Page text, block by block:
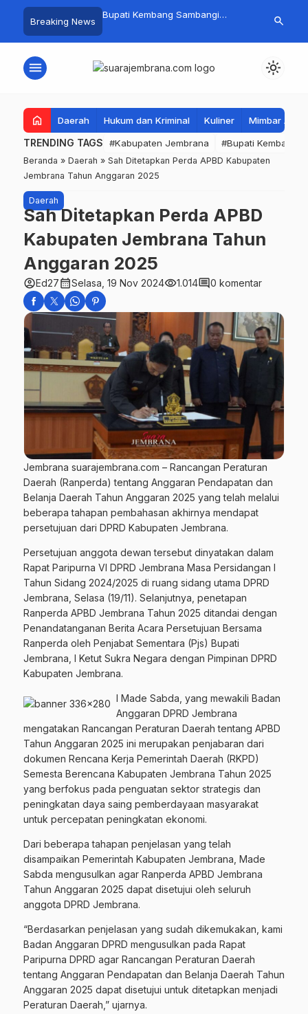
Breaking News
PKK Provinsi Bali di
Omzet Ratusan
Bupati Kembang Sambangi
Bantuan Disalurkan untuk
Tim
Perairan
search
menu light_mode
home Daerah Hukum dan Kriminal Kuliner Mimbar
TRENDING TAGS #Kabupaten Jembrana #Bupati Kembang
Beranda » Daerah » Sah Ditetapkan Perda APBD Kabupaten
Jembrana Tahun Anggaran 2025
Daerah
Sah Ditetapkan Perda APBD
Kabupaten Jembrana Tahun
Anggaran 2025
account_circleEd27calendar_monthSelasa, 19 Nov 2024visibility1.014comment0 komentar
Jembrana suarajembrana.com – Rancangan Peraturan
Daerah (Ranperda) tentang Anggaran Pendapatan dan
Belanja Daerah Tahun Anggaran 2025 yang telah melalui
beberapa tahapan pembahasan akhirnya mendapat
persetujuan dari DPRD Kabupaten Jembrana.
Persetujuan anggota dewan tersebut dinyatakan dalam
Rapat Paripurna VI DPRD Jembrana Masa Persidangan I
Tahun Sidang 2024/2025 di ruang sidang utama DPRD
Jembrana, Selasa (19/11). Selanjutnya, penetapan
Ranperda APBD Jembrana Tahun 2025 ditandai dengan
Penandatanganan Berita Acara Persetujuan Bersama
Ranperda oleh Penjabat Sementara (Pjs) Bupati
Jembrana, I Ketut Sukra Negara dengan Pimpinan DPRD
Kabupaten Jembrana.
I Made Sabda, yang mewakili Badan
Anggaran DPRD Jembrana
mengatakan Rancangan Peraturan Daerah tentang APBD
Tahun Anggaran 2025 ini merupakan penjabaran dari
dokumen Rencana Kerja Pemerintah Daerah (RKPD)
Semesta Berencana Kabupaten Jembrana Tahun 2025
yang berfokus pada penguatan sektor strategis dan
peningkatan daya saing pemberdayaan masyarakat
untuk percepatan peningkatan ekonomi.
Dari beberapa tahapan penjelasan yang telah
disampaikan Pemerintah Kabupaten Jembrana, Made
Sabda mengusulkan agar Ranperda APBD Jembrana
Tahun Anggaran 2025 dapat disetujui oleh seluruh
anggota DPRD Jembrana.
“Berdasarkan penjelasan yang sudah dikemukakan, kami
Badan Anggaran DPRD mengusulkan pada Rapat
Paripurna DPRD agar Rancangan Peraturan Daerah
tentang Anggaran Pendapatan dan Belanja Daerah Tahun
Anggaran 2025 dapat disetujui untuk ditetapkan menjadi
Peraturan Daerah,” ujarnya.